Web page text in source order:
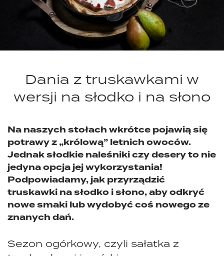
Dania z truskawkami w
wersji na słodko i na słono
Na naszych stołach wkrótce pojawią się
potrawy z „królową” letnich owoców.
Jednak słodkie naleśniki czy desery to nie
jedyna opcja jej wykorzystania!
Podpowiadamy, jak przyrządzić
truskawki na słodko i słono, aby odkryć
nowe smaki lub wydobyć coś nowego ze
znanych dań.
Sezon ogórkowy, czyli sałatka z